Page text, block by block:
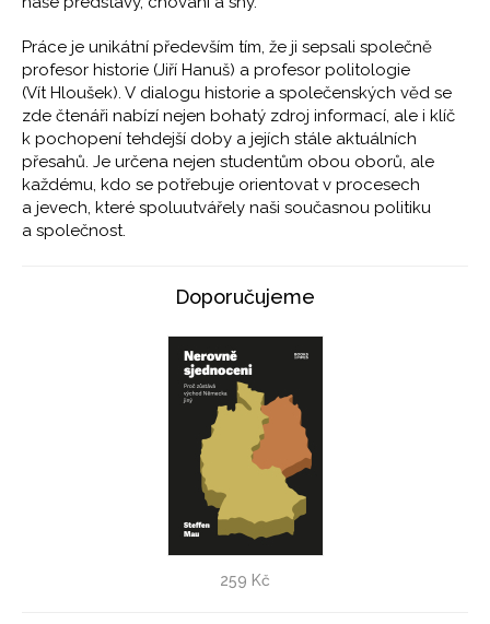
Práce je unikátní především tím, že ji sepsali společně
profesor historie (Jiří Hanuš) a profesor politologie
(Vít Hloušek). V dialogu historie a společenských věd se
zde čtenáři nabízí nejen bohatý zdroj informací, ale i klíč
k pochopení tehdejší doby a jejích stále aktuálních
přesahů. Je určena nejen studentům obou oborů, ale
každému, kdo se potřebuje orientovat v procesech
a jevech, které spoluutvářely naši současnou politiku
a společnost.
Doporučujeme
Nerovně sjednoceni
259 Kč